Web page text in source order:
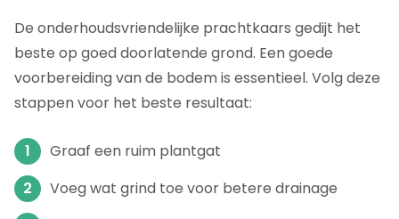
De onderhoudsvriendelijke prachtkaars gedijt het
beste op goed doorlatende grond. Een goede
voorbereiding van de bodem is essentieel. Volg deze
stappen voor het beste resultaat:
Graaf een ruim plantgat
Voeg wat grind toe voor betere drainage